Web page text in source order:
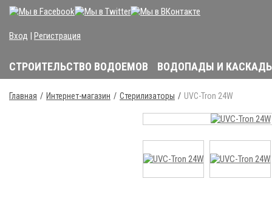
Вход | Регистрация
СТРОИТЕЛЬСТВО ВОДОЕМОВ ВОДОПАДЫ И
Главная Интернет-магазин Стерилизаторы UVC-Tron 24W